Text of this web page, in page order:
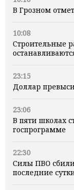
В Грозном
10:08
Строительные
23:15
Доллар
23:06
В пяти школах
госпрограмме
22:30
Силы ПВО
последние